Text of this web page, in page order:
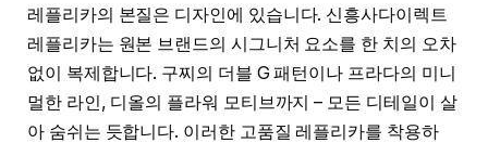
레플리카의 본질은 디자인에 있습니다. 신흥사다이렉트
레플리카는 원본 브랜드의 시그니처 요소를 한 치의 오차
없이 복제합니다. 구찌의 더블 G 패턴이나 프라다의 미니
멀한 라인, 디올의 플라워 모티브까지 – 모든 디테일이 살
아 숨쉬는 듯합니다. 이러한 고품질 레플리카를 착용하